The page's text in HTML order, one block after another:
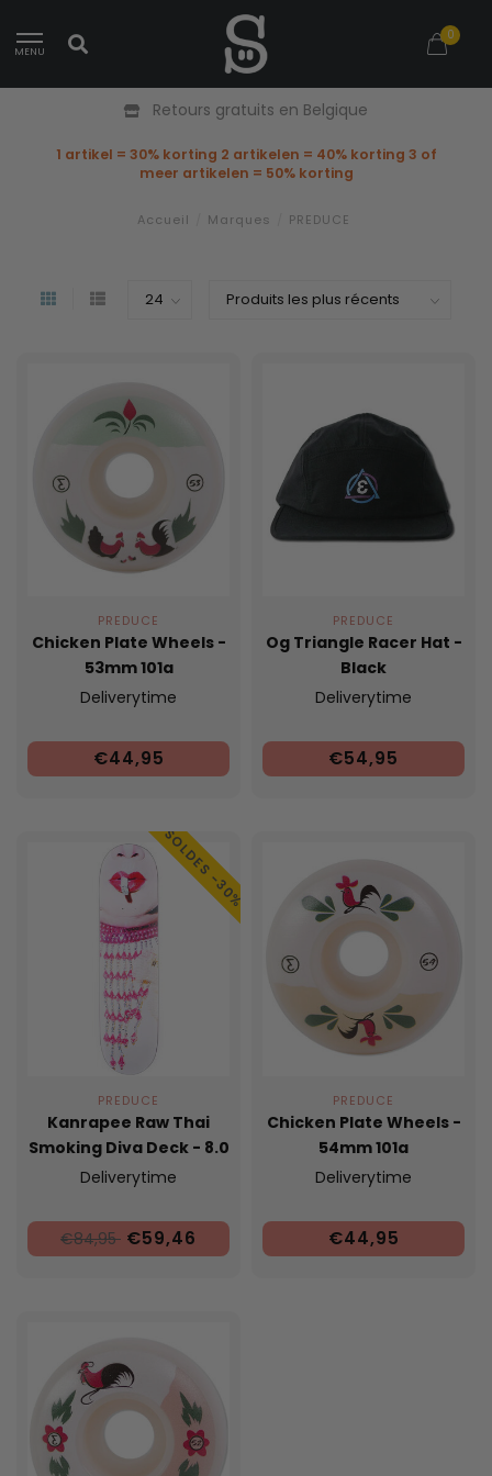
MENU
0
Retours gratuits en Belgique
1 artikel = 30% korting 2 artikelen = 40% korting 3 of
meer artikelen = 50% korting
Accueil Marques PREDUCE
PREDUCE
Chicken Plate Wheels -
53mm 101a
Deliverytime
€44,95
PREDUCE
Og Triangle Racer Hat -
Black
Deliverytime
€54,95
SOLDES -30%
PREDUCE
Kanrapee Raw Thai
Smoking Diva Deck - 8.0
Deliverytime
€84,95 €59,46
PREDUCE
Chicken Plate Wheels -
54mm 101a
Deliverytime
€44,95